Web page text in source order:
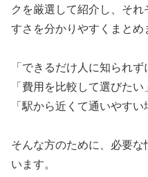
クを厳選して紹介し、そ
すさを分かりやすくまとめ
「できるだけ人に知られず
「費用を比較して選びたい
「駅から近くて通いやすい
そんな方のために、必要
います。